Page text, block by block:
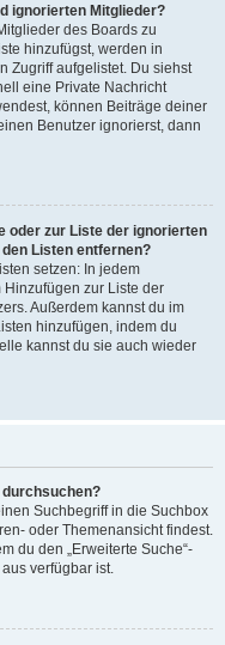
ignorierten Mitglieder?
des Boards zu
hinzufügst, werden in
Zugriff aufgelistet. Du siehst
eine Private Nachricht
können Beiträge deiner
Benutzer ignorierst, dann
oder zur Liste der ignorierten
Listen entfernen?
setzen: In jedem
zur Liste der
Außerdem kannst du im
hinzufügen, indem du
kannst du sie auch wieder
durchsuchen?
Suchbegriff in die Suchbox
oder Themenansicht findest.
du den „Erweiterte Suche“-
verfügbar ist.